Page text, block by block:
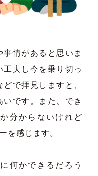
情があると思いま
夫し今を乗り切っ
で拝見しますと、
です。また、でき
分からないけれど
を感じます。
何かできるだろう